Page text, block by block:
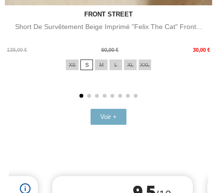
FRONT STREET
Short De Survêtement Beige Imprimé "Felix The Cat" Front...
139,00 €
Prix
60,00 € 30,00 €
Prix
XS S M L XL XXL
Voir +